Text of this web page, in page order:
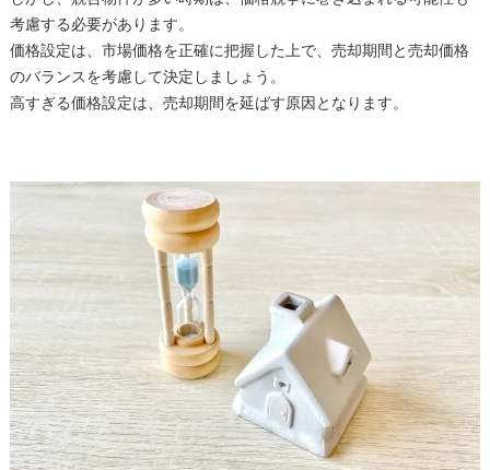
考慮する必要があります。
価格設定は、市場価格を正確に把握した上で、売却期間と売却価格
のバランスを考慮して決定しましょう。
高すぎる価格設定は、売却期間を延ばす原因となります。